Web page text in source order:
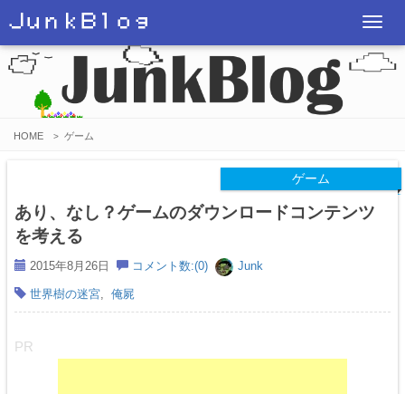
ＪｕｎｋＢｌｏｇ
T
o
g
HOME > ゲーム
ゲーム
あり、なし？ゲームのダウンロードコンテンツ
を考える
2015年8月26日 コメント数:(0) Junk
世界樹の迷宮, 俺屍
PR